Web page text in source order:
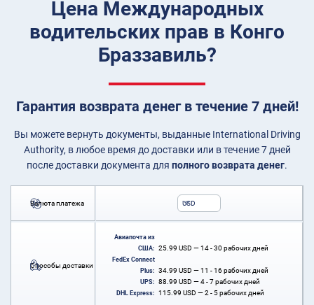
Цена Международных
водительских прав в Конго
Браззавиль?
Гарантия возврата денег в течение 7 дней!
Вы можете вернуть документы, выданные International Driving
Authority, в любое время до доставки или в течение 7 дней
после доставки документа для полного возврата денег.
Валюта платежа USD
Способы доставки
Авиапочта из
США: 25.99 USD — 14 - 30 рабочих дней
FedEx Connect
Plus: 34.99 USD — 11 - 16 рабочих дней
UPS: 88.99 USD — 4 - 7 рабочих дней
DHL Express: 115.99 USD — 2 - 5 рабочих дней